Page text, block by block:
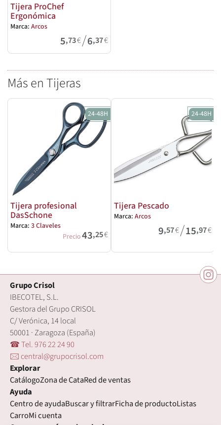
Tijera ProChef
Ergonómica
Marca: Arcos
5,73€/6,37€
Más en Tijeras
24-48H
Tijera profesional
DasSchone
Marca: 3 Claveles
Precio43,25€
24-48H
Tijera Pescado
Marca: Arcos
9,57€/15,97€
Grupo Crisol
IBECOTEL, S.L.
Gestora del Grupo CRISOL
C/ Verónica, 14 local
50001 · Zaragoza (España)
☎ Tel. 976 22 24 90
🖂 central@grupocrisol.com
Explorar
CatálogoZona de CataRed de ventas
Ayuda
Centro de ayudaBuscar y filtrarFicha de productoListas
CarroMi cuenta